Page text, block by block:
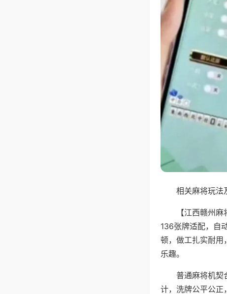
相关麻将玩法
【江西赣州
136张牌适配，自
顿，做工扎实耐用
乐趣。
普通麻将机契
计，洗牌公平公正